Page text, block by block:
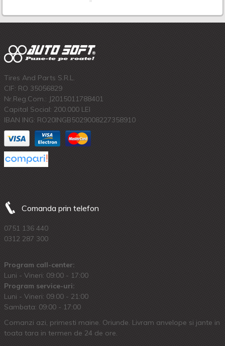
Tires And Parts S.R.L.
CIF: RO 35056829
Nr.Reg.Com.: J2015011788401
Capital Social: 200.000 LEI
IBAN ING: RO20INGB5029008227358910
Comanda prin telefon
0751 136 440
0312 287 300
Program call-center:
Luni - Vineri: 09:00 - 17:00
Program service-uri:
Luni - Vineri: 09.00 - 21:00
Sambata: 09:00 - 17:00
Comanzi azi, primesti maine. Oriunde. Livram anvelope si jante in
toata tara in termen de 24 de ore.